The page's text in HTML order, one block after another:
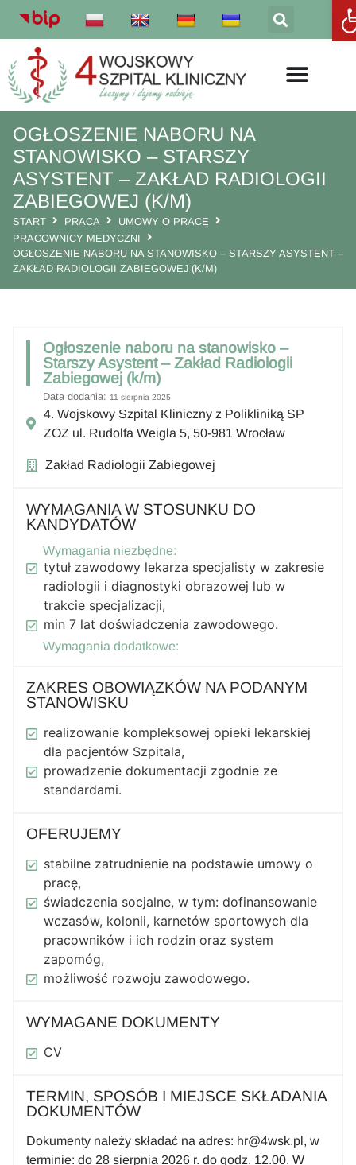
OGŁOSZENIE NABORU NA
STANOWISKO – STARSZY
ASYSTENT – ZAKŁAD RADIOLOGII
ZABIEGOWEJ (K/M)
START PRACA
UMOWY O PRACĘ
PRACOWNICY MEDYCZNI
OGŁOSZENIE NABORU NA STANOWISKO – STARSZY ASYSTENT –
ZAKŁAD RADIOLOGII ZABIEGOWEJ (K/M)
Ogłoszenie naboru na stanowisko –
Starszy Asystent – Zakład Radiologii
Zabiegowej (k/m)
Data dodania: 11 sierpnia 2025
4. Wojskowy Szpital Kliniczny z Polikliniką SP
ZOZ ul. Rudolfa Weigla 5, 50-981 Wrocław
Zakład Radiologii Zabiegowej
WYMAGANIA W STOSUNKU DO
KANDYDATÓW
Wymagania niezbędne:
tytuł zawodowy lekarza specjalisty w zakresie
radiologii i diagnostyki obrazowej lub w
trakcie specjalizacji,
min 7 lat doświadczenia zawodowego.
Wymagania dodatkowe:
ZAKRES OBOWIĄZKÓW NA PODANYM
STANOWISKU
realizowanie kompleksowej opieki lekarskiej
dla pacjentów Szpitala,
prowadzenie dokumentacji zgodnie ze
standardami.
OFERUJEMY
stabilne zatrudnienie na podstawie umowy o
pracę,
świadczenia socjalne, w tym: dofinansowanie
wczasów, kolonii, karnetów sportowych dla
pracowników i ich rodzin oraz system
zapomóg,
możliwość rozwoju zawodowego.
WYMAGANE DOKUMENTY
CV
TERMIN, SPOSÓB I MIEJSCE SKŁADANIA
DOKUMENTÓW
Dokumenty należy składać na adres: hr@4wsk.pl, w
terminie: do 28 sierpnia 2026 r. do godz. 12.00. W